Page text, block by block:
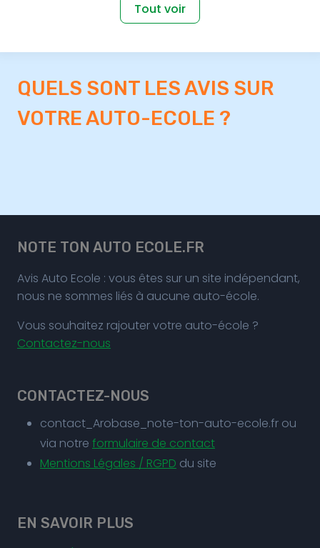
Tout voir
QUELS SONT LES AVIS SUR
VOTRE AUTO-ECOLE ?
NOTE TON AUTO ECOLE.FR
Avis Auto Ecole : vous êtes sur un site indépendant,
nous ne sommes liés à aucune auto-école.
Vous souhaitez rajouter votre auto-école ?
Contactez-nous
CONTACTEZ-NOUS
contact_Arobase_note-ton-auto-ecole.fr ou
via notre formulaire de contact
Mentions Légales / RGPD du site
EN SAVOIR PLUS